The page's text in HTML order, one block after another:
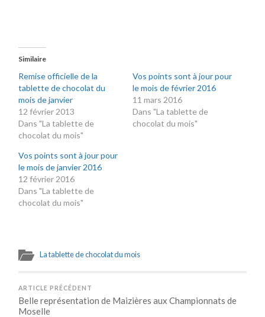
Similaire
Remise officielle de la
tablette de chocolat du
mois de janvier
12 février 2013
Dans "La tablette de
chocolat du mois"
Vos points sont à jour pour
le mois de février 2016
11 mars 2016
Dans "La tablette de
chocolat du mois"
Vos points sont à jour pour
le mois de janvier 2016
12 février 2016
Dans "La tablette de
chocolat du mois"
La tablette de chocolat du mois
ARTICLE PRÉCÉDENT
Belle représentation de Maizières aux Championnats de
Moselle